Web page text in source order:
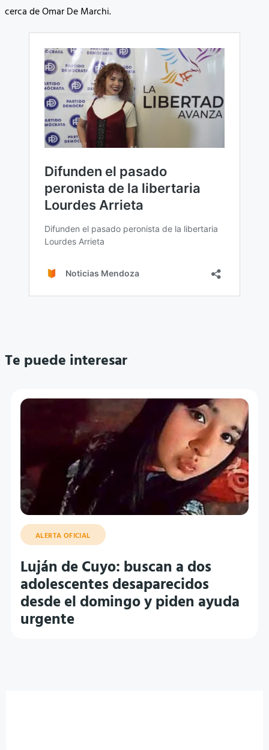
cerca de Omar De Marchi.
Te puede interesar
ALERTA OFICIAL
Luján de Cuyo: buscan a dos
adolescentes desaparecidos
desde el domingo y piden ayuda
urgente